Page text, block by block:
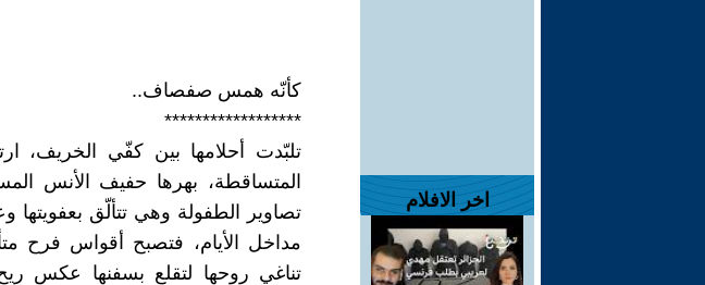
اخر الافلام
كأنّه همس صفصاف..
******************
تلبّدت أحلامها بين كفّي الخريف،
المتساقطة، بهرها حفيف الأنس
تصاوير الطفولة وهي تتألّق بعفويتها
مداخل الأيام، فتصبح أقواس فرح
تناغي روحها لتقلع بسفنها عكس